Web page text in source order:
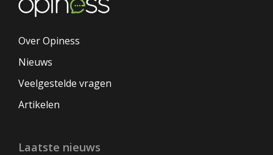
Over Opiness
Nieuws
Veelgestelde vragen
Artikelen
Laatste nieuws